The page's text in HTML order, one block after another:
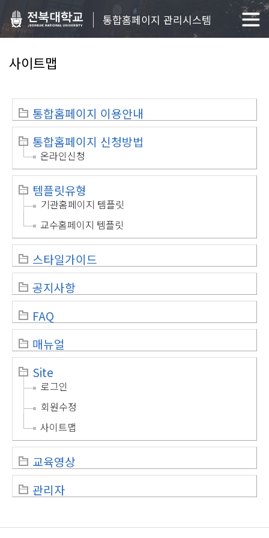
통합홈페이지 관리시스템
사이트맵
통합홈페이지 이용안내
통합홈페이지 신청방법
온라인신청
템플릿유형
기관홈페이지 템플릿
교수홈페이지 템플릿
스타일가이드
공지사항
FAQ
매뉴얼
Site
로그인
회원수정
사이트맵
교육영상
관리자